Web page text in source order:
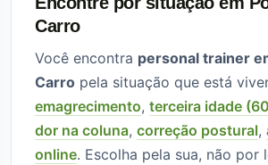
Carro
Você encontra personal trainer
Carro pela situação que está
emagrecimento, terceira idade
dor na coluna, correção postural,
online. Escolha pela sua, não por